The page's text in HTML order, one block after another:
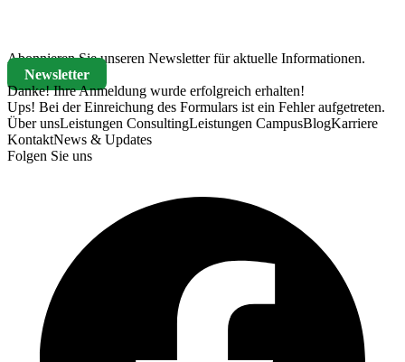
Abonnieren Sie unseren Newsletter für aktuelle Informationen.
Newsletter
Danke! Ihre Anmeldung wurde erfolgreich erhalten!
Ups! Bei der Einreichung des Formulars ist ein Fehler aufgetreten.
Über unsLeistungen ConsultingLeistungen CampusBlogKarriere
KontaktNews & Updates
Folgen Sie uns